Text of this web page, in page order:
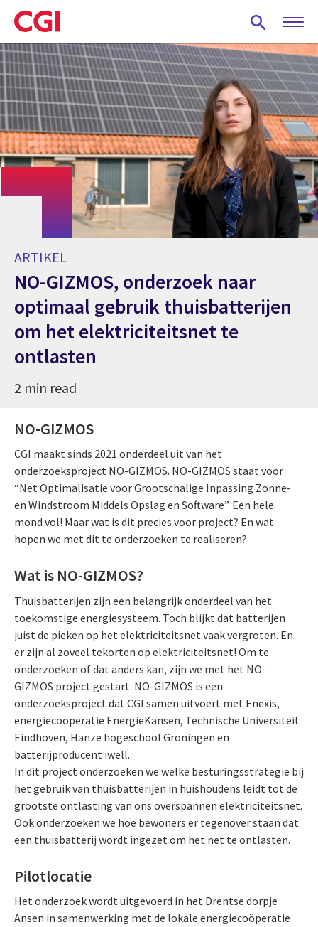
Skip
to
main
content
ARTIKEL
NO-GIZMOS, onderzoek naar
optimaal gebruik thuisbatterijen
om het elektriciteitsnet te
ontlasten
2 min read
NO-GIZMOS
CGI maakt sinds 2021 onderdeel uit van het
onderzoeksproject NO-GIZMOS. NO-GIZMOS staat voor
“Net Optimalisatie voor Grootschalige Inpassing Zonne-
en Windstroom Middels Opslag en Software”. Een hele
mond vol! Maar wat is dit precies voor project? En wat
hopen we met dit te onderzoeken te realiseren?
Wat is NO-GIZMOS?
Thuisbatterijen zijn een belangrijk onderdeel van het
toekomstige energiesysteem. Toch blijkt dat batterijen
juist de pieken op het elektriciteitsnet vaak vergroten. En
er zijn al zoveel tekorten op elektriciteitsnet! Om te
onderzoeken of dat anders kan, zijn we met het NO-
GIZMOS project gestart. NO-GIZMOS is een
onderzoeksproject dat CGI samen uitvoert met Enexis,
energiecoöperatie EnergieKansen, Technische Universiteit
Eindhoven, Hanze hogeschool Groningen en
batterijproducent iwell.
In dit project onderzoeken we welke besturingsstrategie bij
het gebruik van thuisbatterijen in huishoudens leidt tot de
grootste ontlasting van ons overspannen elektriciteitsnet.
Ook onderzoeken we hoe bewoners er tegenover staan dat
een thuisbatterij wordt ingezet om het net te ontlasten.
Pilotlocatie
Het onderzoek wordt uitgevoerd in het Drentse dorpje
Ansen in samenwerking met de lokale energiecoöperatie